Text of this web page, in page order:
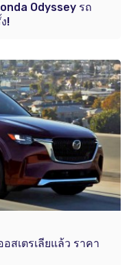
Odyssey รถ
!
สเตรเลียแล้ว ราคา